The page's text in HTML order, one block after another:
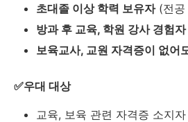
초대졸 이상 학력 보유자(전공
방과 후 교육, 학원 강사 경험
보육교사, 교원 자격증이 없어
✅우대 대상
교육, 보육 관련 자격증 소지자